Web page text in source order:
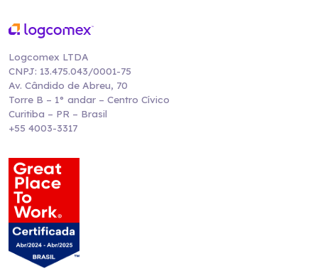
Logcomex LTDA
CNPJ: 13.475.043/0001-75
Av. Cândido de Abreu, 70
Torre B – 1° andar – Centro Cívico
Curitiba – PR – Brasil
+55 4003-3317